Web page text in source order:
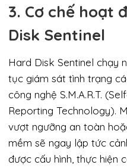
3. Cơ chế hoạt
Disk Sentinel
Hard Disk Sentinel chạy
tục giám sát tình trạng
công nghệ S.M.A.R.T.
Reporting Technology).
vượt ngưỡng an toàn
mềm sẽ ngay lập tức
được cấu hình, thực hiện